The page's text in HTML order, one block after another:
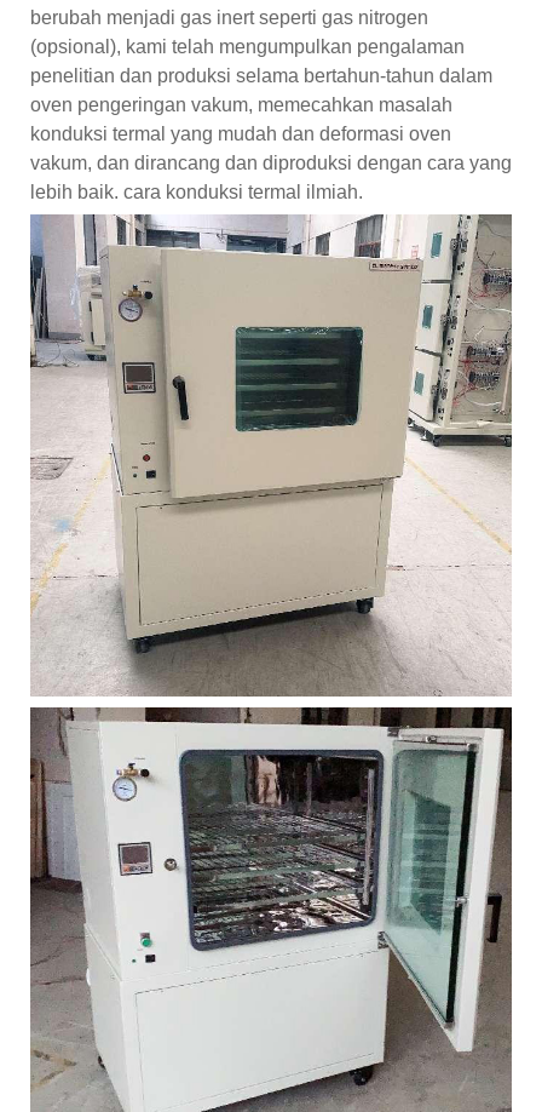
berubah menjadi gas inert seperti gas nitrogen
(opsional), kami telah mengumpulkan pengalaman
penelitian dan produksi selama bertahun-tahun dalam
oven pengeringan vakum, memecahkan masalah
konduksi termal yang mudah dan deformasi oven
vakum, dan dirancang dan diproduksi dengan cara yang
lebih baik. cara konduksi termal ilmiah.